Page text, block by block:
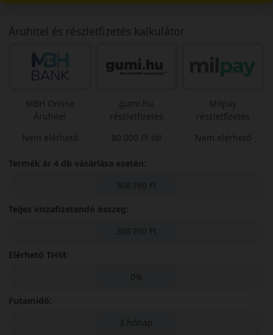
Áruhitel és részletfizetés kalkulátor
MBH Online
Áruhitel
Nem elérhető
gumi.hu
részletfizetés
80 000 Ft-tól
Milpay
részletfizetés
Nem elérhető
Termék ár 4 db vásárlása esetén:
308 760 Ft
Teljes viszafizetendő összeg:
308 760 Ft
Elérhető THM:
0%
Futamidő:
3 hónap